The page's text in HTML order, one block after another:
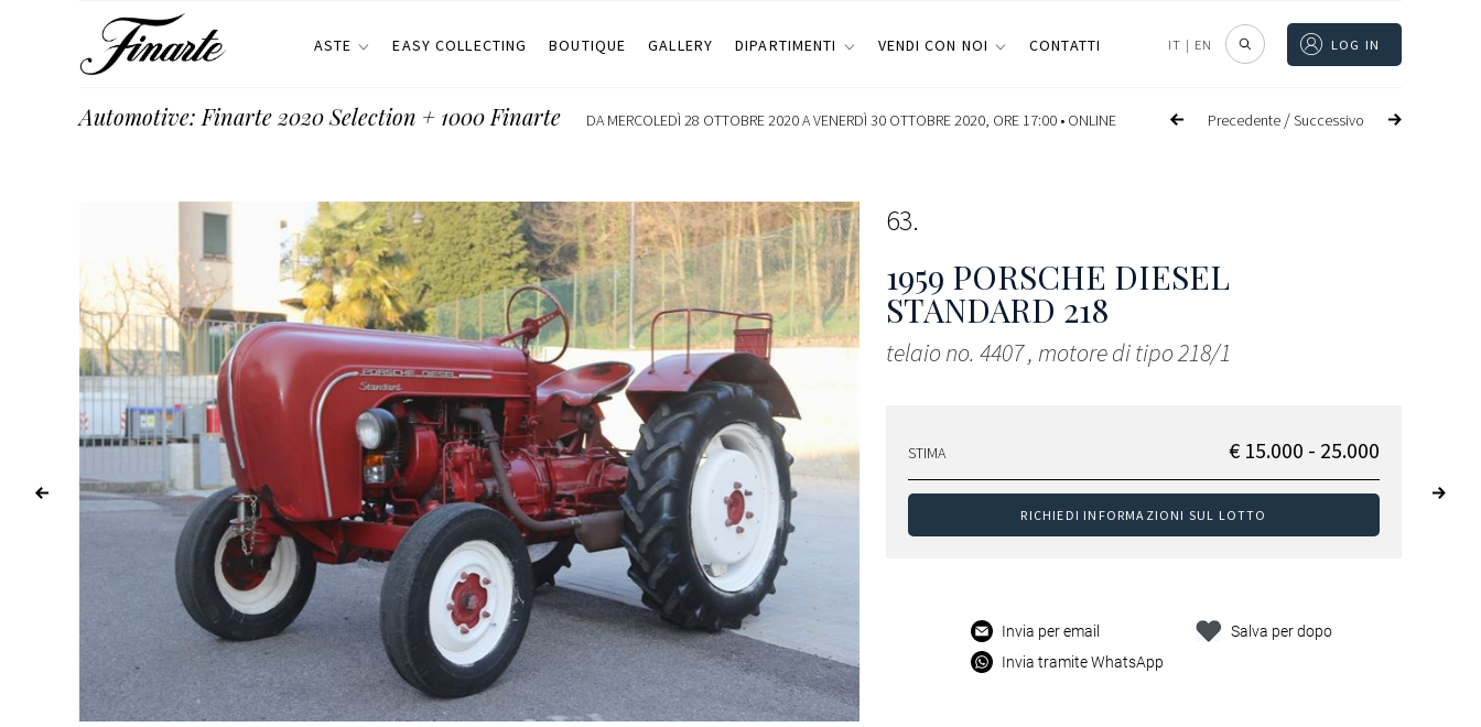
ASTE EASY COLLECTING BOUTIQUE GALLERY DIPARTIMENTI VENDI CON NOI CONTATTI IT | EN LOG IN
Precedente /Successivo
Automotive: Finarte 2020 Selection + 1000 Finarte DA MERCOLEDÌ 28 OTTOBRE 2020 A VENERDÌ 30 OTTOBRE 2020, ORE 17:00 • ONLINE
63
1959 PORSCHE DIESEL
STANDARD 218
telaio no. 4407 , motore di tipo 218/1
STIMA € 15.000 - 25.000
RICHIEDI INFORMAZIONI SUL LOTTO
Invia per email
Invia tramite WhatsApp
Salva per dopo